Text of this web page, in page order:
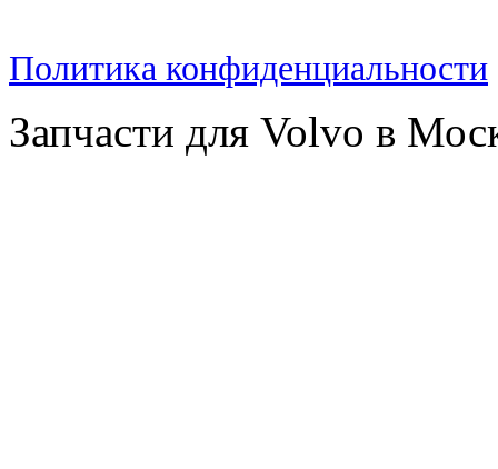
Политика конфиденциальности
Запчасти для Volvo в